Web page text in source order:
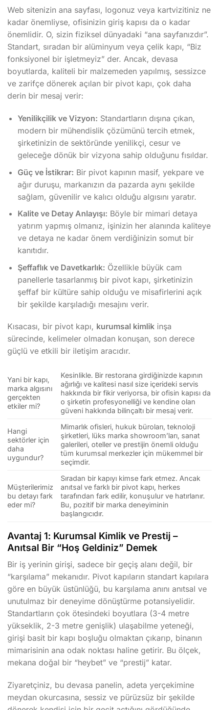
Web sitenizin ana sayfası, logonuz veya kartvizitiniz ne
kadar önemliyse, ofisinizin giriş kapısı da o kadar
önemlidir. O, sizin fiziksel dünyadaki “ana sayfanızdır”.
Standart, sıradan bir alüminyum veya çelik kapı, “Biz
fonksiyonel bir işletmeyiz” der. Ancak, devasa
boyutlarda, kaliteli bir malzemeden yapılmış, sessizce
ve zarifçe dönerek açılan bir pivot kapı, çok daha
derin bir mesaj verir:
Yenilikçilik ve Vizyon: Standartların dışına çıkan,
modern bir mühendislik çözümünü tercih etmek,
şirketinizin de sektöründe yenilikçi, cesur ve
geleceğe dönük bir vizyona sahip olduğunu fısıldar.
Güç ve İstikrar: Bir pivot kapının masif, yekpare ve
ağır duruşu, markanızın da pazarda aynı şekilde
sağlam, güvenilir ve kalıcı olduğu algısını yaratır.
Kalite ve Detay Anlayışı: Böyle bir mimari detaya
yatırım yapmış olmanız, işinizin her alanında kaliteye
ve detaya ne kadar önem verdiğinizin somut bir
kanıtıdır.
Şeffaflık ve Davetkarlık: Özellikle büyük cam
panellerle tasarlanmış bir pivot kapı, şirketinizin
şeffaf bir kültüre sahip olduğu ve misafirlerini açık
bir şekilde karşıladığı mesajını verir.
Kısacası, bir pivot kapı, kurumsal kimlik inşa
sürecinde, kelimeler olmadan konuşan, son derece
güçlü ve etkili bir iletişim aracıdır.
Yani bir kapı,
marka algısını
gerçekten
etkiler mi?
Kesinlikle. Bir restorana girdiğinizde kapının
ağırlığı ve kalitesi nasıl size içerideki servis
hakkında bir fikir veriyorsa, bir ofisin kapısı da
o şirketin profesyonelliği ve kendine olan
güveni hakkında bilinçaltı bir mesaj verir.
Hangi
sektörler için
daha
uygundur?
Mimarlık ofisleri, hukuk büroları, teknoloji
şirketleri, lüks marka showroom’ları, sanat
galerileri, oteller ve prestijin önemli olduğu
tüm kurumsal merkezler için mükemmel bir
seçimdir.
Müşterilerimiz
bu detayı fark
eder mi?
Sıradan bir kapıyı kimse fark etmez. Ancak
anıtsal ve farklı bir pivot kapı, herkes
tarafından fark edilir, konuşulur ve hatırlanır.
Bu, pozitif bir marka deneyiminin
başlangıcıdır.
Avantaj 1: Kurumsal Kimlik ve Prestij –
Anıtsal Bir “Hoş Geldiniz” Demek
Bir iş yerinin girişi, sadece bir geçiş alanı değil, bir
“karşılama” mekanıdır. Pivot kapıların standart kapılara
göre en büyük üstünlüğü, bu karşılama anını anıtsal ve
unutulmaz bir deneyime dönüştürme potansiyelidir.
Standartların çok ötesindeki boyutlara (3-4 metre
yükseklik, 2-3 metre genişlik) ulaşabilme yeteneği,
girişi basit bir kapı boşluğu olmaktan çıkarıp, binanın
mimarisinin ana odak noktası haline getirir. Bu ölçek,
mekana doğal bir “heybet” ve “prestij” katar.
Ziyaretçiniz, bu devasa panelin, adeta yerçekimine
meydan okurcasına, sessiz ve pürüzsüz bir şekilde